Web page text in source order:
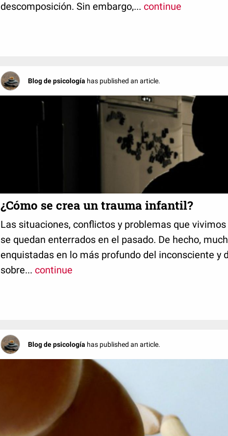
descomposición. Sin embargo,... continue
Blog de psicología has published an article.
¿Cómo se crea un trauma infantil?
Las situaciones, conflictos y problemas que
se quedan enterrados en el pasado. De hecho,
enquistadas en lo más profundo del inconsciente y
sobre... continue
Blog de psicología has published an article.